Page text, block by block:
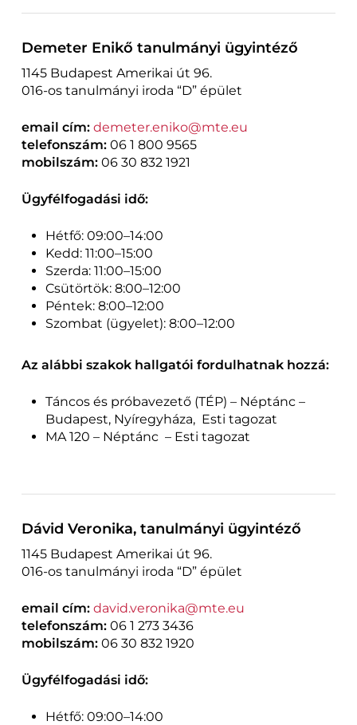
Demeter Enikő tanulmányi ügyintéző
1145 Budapest Amerikai út 96.
016-os tanulmányi iroda “D” épület
email cím: demeter.eniko@mte.eu
telefonszám:06 1 800 9565
mobilszám: 06 30 832 1921
Ügyfélfogadási idő:
Hétfő: 09:00–14:00
Kedd: 11:00–15:00
Szerda: 11:00–15:00
Csütörtök: 8:00–12:00
Péntek: 8:00–12:00
Szombat (ügyelet): 8:00–12:00
Az alábbi szakok hallgatói fordulhatnak hozzá:
Táncos és próbavezető (TÉP) – Néptánc –
Budapest, Nyíregyháza, Esti tagozat
MA 120 – Néptánc – Esti tagozat
Dávid Veronika, tanulmányi ügyintéző
1145 Budapest Amerikai út 96.
016-os tanulmányi iroda “D” épület
email cím: david.veronika@mte.eu
telefonszám:06 1 273 3436
mobilszám: 06 30 832 1920
Ügyfélfogadási idő:
Hétfő: 09:00–14:00